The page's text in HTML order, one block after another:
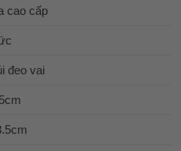
cao cấp
đeo vai